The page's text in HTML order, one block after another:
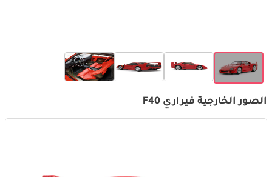
الصور الخارجية فيراري F40